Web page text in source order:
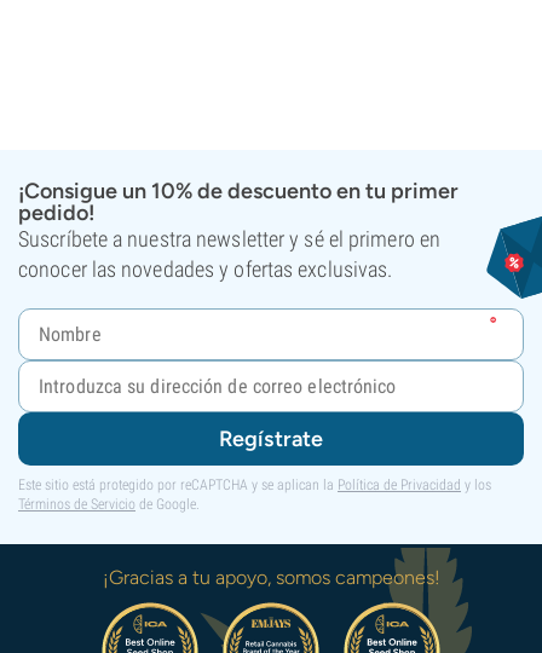
¡Consigue un 10% de descuento en tu primer
pedido!
Suscríbete a nuestra newsletter y sé el primero en
conocer las novedades y ofertas exclusivas.
Regístrate
Este sitio está protegido por reCAPTCHA y se aplican la Política de Privacidad y los
Términos de Servicio de Google.
¡Gracias a tu apoyo, somos campeones!